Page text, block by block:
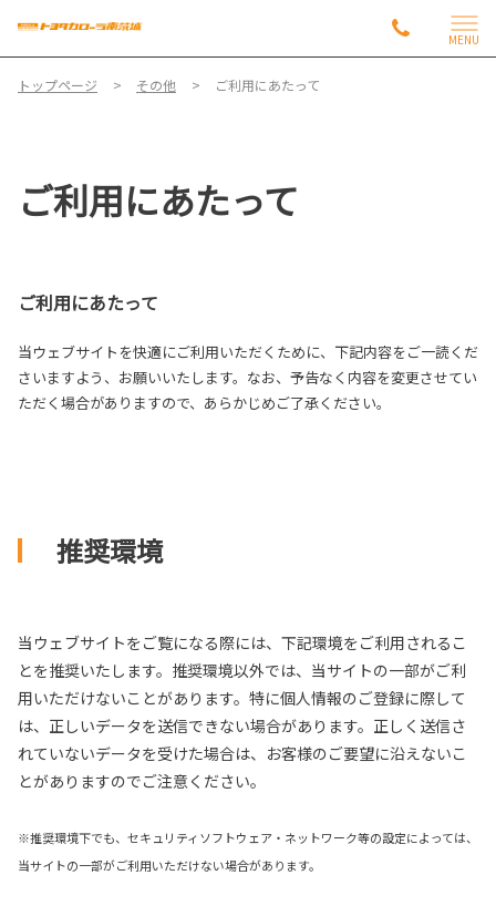
MENU
トップページ その他 ご利用にあたって
ご利用にあたって
ご利用にあたって
当ウェブサイトを快適にご利用いただくために、下記内容をご一読くだ
さいますよう、お願いいたします。なお、予告なく内容を変更させてい
ただく場合がありますので、あらかじめご了承ください。
推奨環境
当ウェブサイトをご覧になる際には、下記環境をご利用されるこ
とを推奨いたします。推奨環境以外では、当サイトの一部がご利
用いただけないことがあります。特に個人情報のご登録に際して
は、正しいデータを送信できない場合があります。正しく送信さ
れていないデータを受けた場合は、お客様のご要望に沿えないこ
とがありますのでご注意ください。
※推奨環境下でも、セキュリティソフトウェア・ネットワーク等の設定によっては、
当サイトの一部がご利用いただけない場合があります。